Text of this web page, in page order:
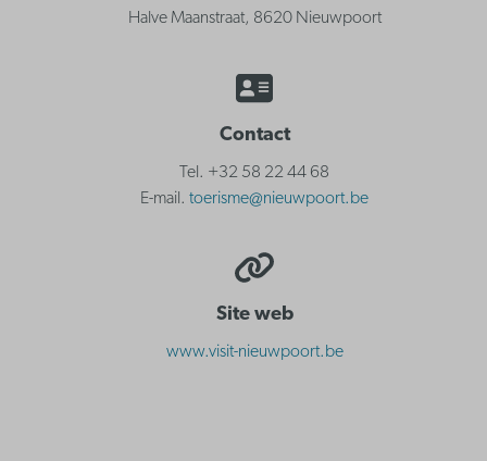
Halve Maanstraat, 8620 Nieuwpoort
Contact
Tel. +32 58 22 44 68
E-mail. toerisme@nieuwpoort.be
Site web
www.visit-nieuwpoort.be